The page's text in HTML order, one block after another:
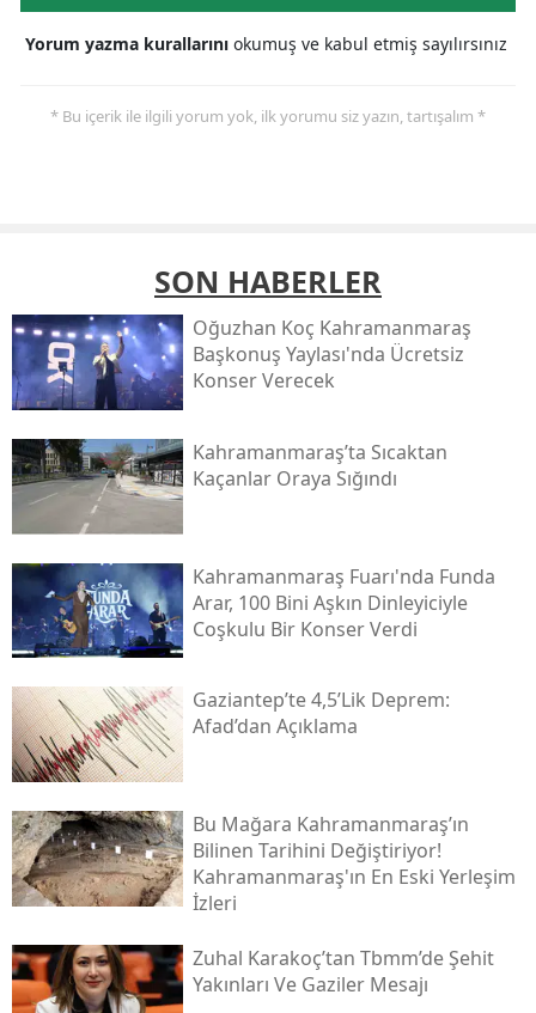
Yorum yazma kurallarını okumuş ve kabul etmiş sayılırsınız
* Bu içerik ile ilgili yorum yok, ilk yorumu siz yazın, tartışalım *
SON HABERLER
Oğuzhan Koç Kahramanmaraş
Başkonuş Yaylası'nda Ücretsiz
Konser Verecek
Kahramanmaraş’ta Sıcaktan
Kaçanlar Oraya Sığındı
Kahramanmaraş Fuarı'nda Funda
Arar, 100 Bini Aşkın Dinleyiciyle
Coşkulu Bir Konser Verdi
Gaziantep’te 4,5’lik Deprem:
Afad’dan Açıklama
Bu Mağara Kahramanmaraş’ın
Bilinen Tarihini Değiştiriyor!
Kahramanmaraş'ın En Eski Yerleşim
İzleri
Zuhal Karakoç’tan Tbmm’de Şehit
Yakınları Ve Gaziler Mesajı